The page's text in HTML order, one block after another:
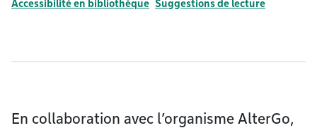
Accessibilité en bibliothèque Suggestions de lecture
En collaboration avec l’organisme AlterGo,